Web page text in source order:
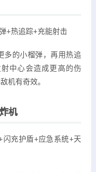
+热追踪+充能射击
多的小榴弹，再用热追
中心会造成更高的伤
机有奇效。
机
闪充护盾+应急系统+天